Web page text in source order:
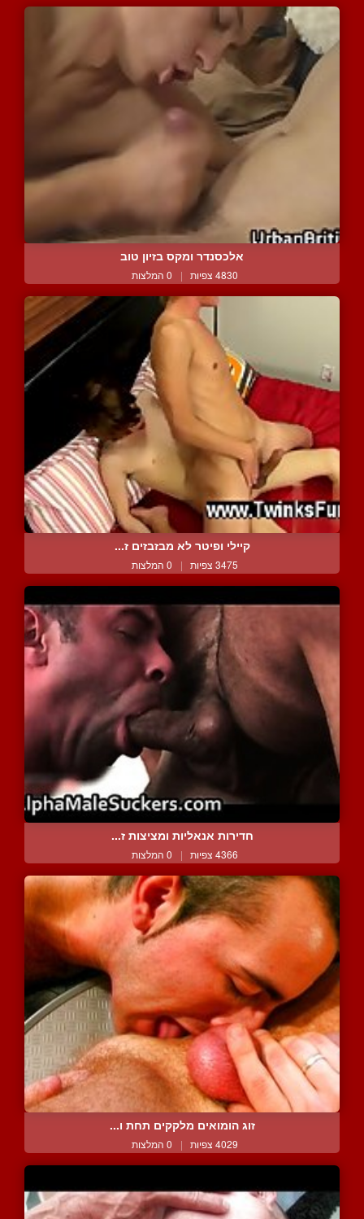
אלכסנדר ומקס בזיון טוב
4830 צפיות | 0 המלצות
קיילי ופיטר לא מבזבזים ז...
3475 צפיות | 0 המלצות
חדירות אנאליות ומציצות ז...
4366 צפיות | 0 המלצות
זוג הומואים מלקקים תחת ו...
4029 צפיות | 0 המלצות